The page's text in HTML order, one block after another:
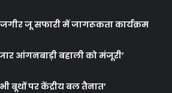
जू सफारी में जागरूकता कार्यक्रम
आंगनबाड़ी बहाली को मंजूरी’
बूथों पर केंद्रीय बल तैनात’